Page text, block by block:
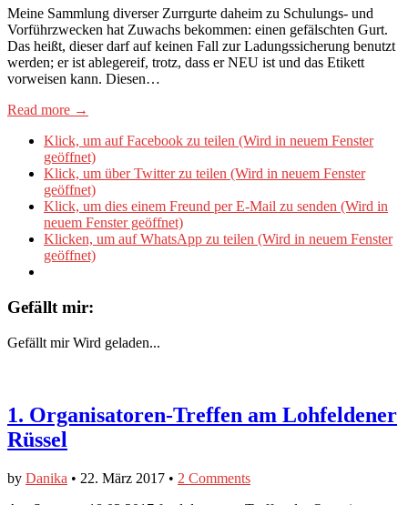
Meine Sammlung diverser Zurrgurte daheim zu Schulungs- und
Vorführzwecken hat Zuwachs bekommen: einen gefälschten Gurt.
Das heißt, dieser darf auf keinen Fall zur Ladungssicherung benutzt
werden; er ist ablegereif, trotz, dass er NEU ist und das Etikett
vorweisen kann. Diesen…
Read more →
Klick, um auf Facebook zu teilen (Wird in neuem Fenster
geöffnet)
Klick, um über Twitter zu teilen (Wird in neuem Fenster
geöffnet)
Klick, um dies einem Freund per E-Mail zu senden (Wird in
neuem Fenster geöffnet)
Klicken, um auf WhatsApp zu teilen (Wird in neuem Fenster
geöffnet)
Gefällt mir:
Gefällt mir Wird geladen...
1. Organisatoren-Treffen am Lohfeldener
Rüssel
by Danika • 22. März 2017 • 2 Comments